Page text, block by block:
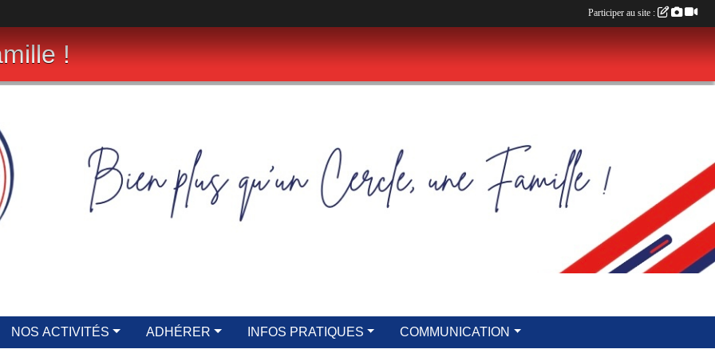
!
NOS ACTIVITÉS ADHÉRER INFOS PRATIQUES COMMUNICATION
Participer au site :